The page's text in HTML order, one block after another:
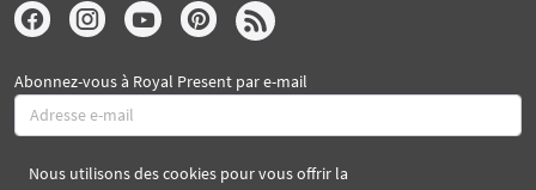
Nous utilisons des cookies pour vous offrir la
Abonnez-vous à Royal Present par e-mail
S'abonner